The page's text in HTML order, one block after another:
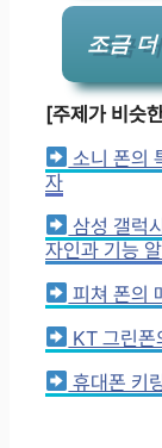
조금
[주제가 비슷
소니 폰의
자
삼성 갤럭
자인과 기능
피쳐 폰의
KT 그린폰
휴대폰 키